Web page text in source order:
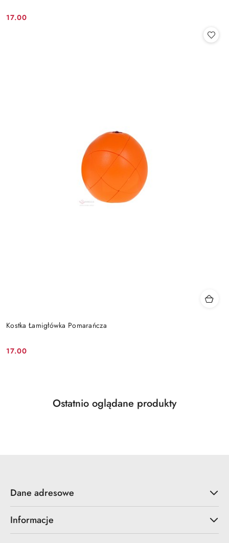
Cena:
17.00
Kostka Łamigłówka Pomarańcza
Cena:
17.00
Pomiń karuzelę produktów
Produkty
Ostatnio oglądane produkty
Dane adresowe
Informacje